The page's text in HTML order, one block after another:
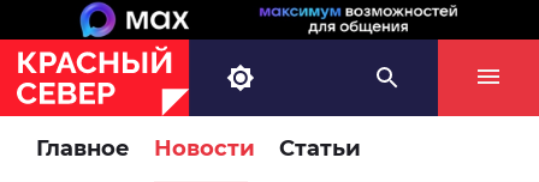
Главное Новости Статьи